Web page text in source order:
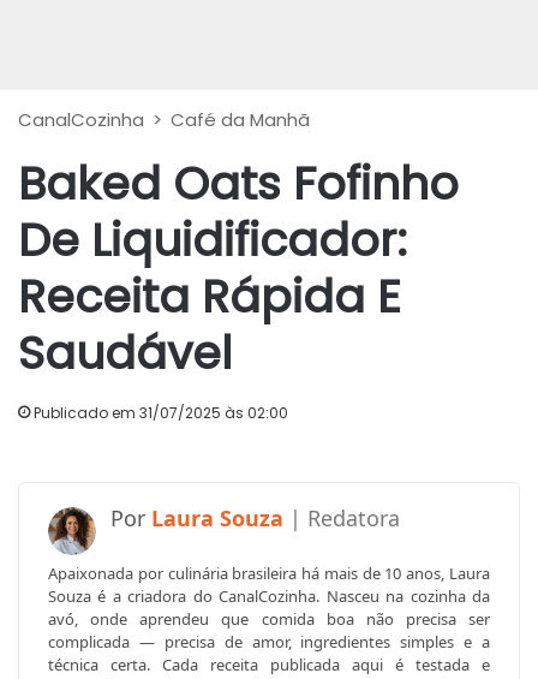
CanalCozinha > Café da Manhã
Baked Oats Fofinho
De Liquidificador:
Receita Rápida E
Saudável
Publicado em 31/07/2025 às 02:00
Laura Souza
Apaixonada por culinária brasileira há mais de 10 anos, Laura
Souza é a criadora do CanalCozinha. Nasceu na cozinha da
avó, onde aprendeu que comida boa não precisa ser
complicada — precisa de amor, ingredientes simples e a
técnica certa. Cada receita publicada aqui é testada e